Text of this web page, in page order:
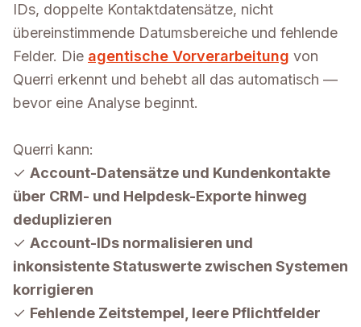
IDs, doppelte Kontaktdatensätze, nicht
übereinstimmende Datumsbereiche und fehlende
Felder. Die agentische Vorverarbeitung von
Querri erkennt und behebt all das automatisch —
bevor eine Analyse beginnt.
Querri kann:
✓ Account-Datensätze und Kundenkontakte
über CRM- und Helpdesk-Exporte hinweg
deduplizieren
✓ Account-IDs normalisieren und
inkonsistente Statuswerte zwischen Systemen
korrigieren
✓ Fehlende Zeitstempel, leere Pflichtfelder